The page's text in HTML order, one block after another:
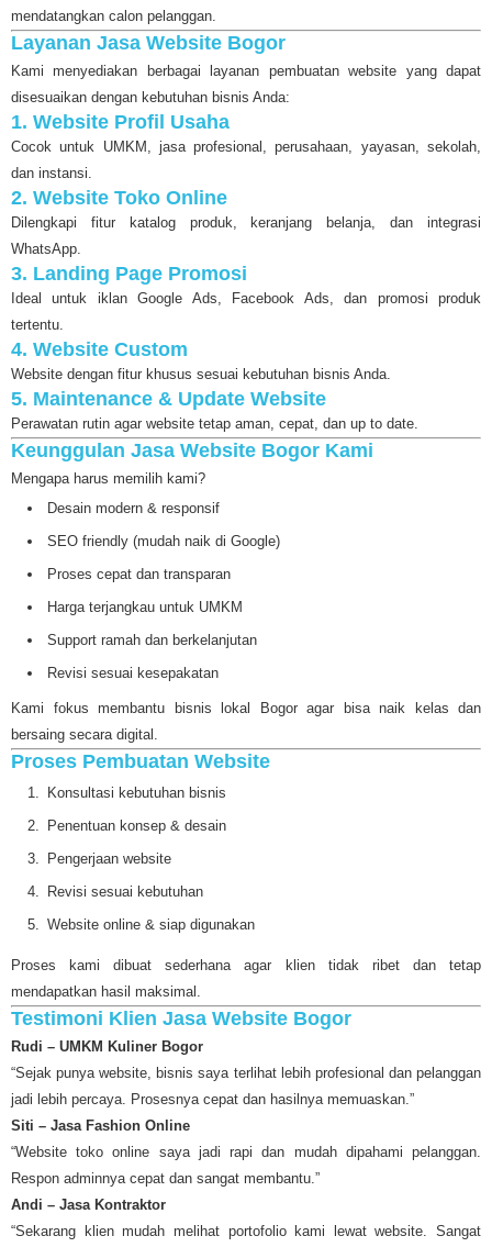
mendatangkan calon pelanggan.
Layanan Jasa Website Bogor
Kami menyediakan berbagai layanan pembuatan website yang dapat
disesuaikan dengan kebutuhan bisnis Anda:
1. Website Profil Usaha
Cocok untuk UMKM, jasa profesional, perusahaan, yayasan, sekolah,
dan instansi.
2. Website Toko Online
Dilengkapi fitur katalog produk, keranjang belanja, dan integrasi
WhatsApp.
3. Landing Page Promosi
Ideal untuk iklan Google Ads, Facebook Ads, dan promosi produk
tertentu.
4. Website Custom
Website dengan fitur khusus sesuai kebutuhan bisnis Anda.
5. Maintenance & Update Website
Perawatan rutin agar website tetap aman, cepat, dan up to date.
Keunggulan Jasa Website Bogor Kami
Mengapa harus memilih kami?
Desain modern & responsif
SEO friendly (mudah naik di Google)
Proses cepat dan transparan
Harga terjangkau untuk UMKM
Support ramah dan berkelanjutan
Revisi sesuai kesepakatan
Kami fokus membantu bisnis lokal Bogor agar bisa naik kelas dan
bersaing secara digital.
Proses Pembuatan Website
Konsultasi kebutuhan bisnis
Penentuan konsep & desain
Pengerjaan website
Revisi sesuai kebutuhan
Website online & siap digunakan
Proses kami dibuat sederhana agar klien tidak ribet dan tetap
mendapatkan hasil maksimal.
Testimoni Klien Jasa Website Bogor
Rudi – UMKM Kuliner Bogor
“Sejak punya website, bisnis saya terlihat lebih profesional dan pelanggan
jadi lebih percaya. Prosesnya cepat dan hasilnya memuaskan.”
Siti – Jasa Fashion Online
“Website toko online saya jadi rapi dan mudah dipahami pelanggan.
Respon adminnya cepat dan sangat membantu.”
Andi – Jasa Kontraktor
“Sekarang klien mudah melihat portofolio kami lewat website. Sangat